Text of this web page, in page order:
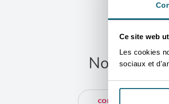
Ce site web
Les cookies
sociaux et
Nos
CONTACT